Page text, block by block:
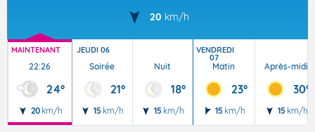
20 km/h
MAINTENANT
22:26
24°
20 km/h
JEUDI 06
Soirée
21°
15 km/h
Nuit
18°
15 km/h
VENDREDI
07
Matin
23°
15 km/h
Après-midi
30°
15 km/h